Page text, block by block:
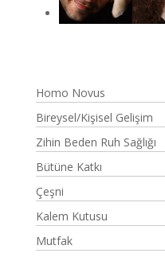
Homo Novus
Bireysel/Kişisel Gelişim
Zihin Beden Ruh Sağlığı
Bütüne Katkı
Çeşni
Kalem Kutusu
Mutfak